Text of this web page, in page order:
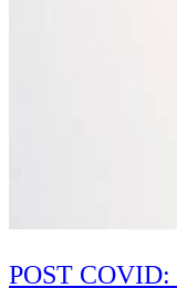
POST COVID: